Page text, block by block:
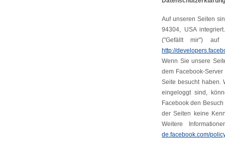
Auf unseren Seiten
94304, USA
("Gefällt mir") auf
http://
Wenn Sie unsere
dem Facebook-
Seite besucht haben.
eingeloggt sind,
Facebook den
der Seiten keine
Weitere
de.facebook.com/